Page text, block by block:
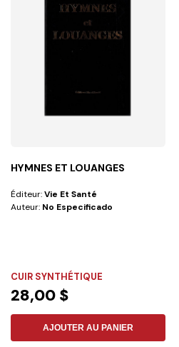
HYMNES ET LOUANGES
Éditeur:Vie Et Santé
Auteur: No Especificado
CUIR SYNTHÉTIQUE
28,00 $
AJOUTER AU PANIER